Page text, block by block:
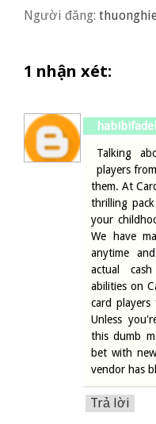
Người đăng:
1 nhận xét:
habibifadel
Talking
players
them. At
thrilling
your
We have
anytime
actual
abilities on
card
Unless
this dumb
bet with
vendor has
Trả lời